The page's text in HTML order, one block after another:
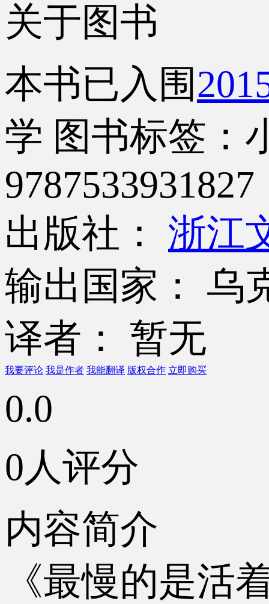
关于图书
本书已入围
学 图书标签：
9787533931827
出版社： 浙江
输出国家： 乌
译者： 暂无
我要评论 我是作者 我能翻译 版权合作 立即购买
0.0
0人评分
内容简介
《最慢的是活